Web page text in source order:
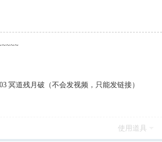
冥道残月破（不会发视频，只能发链接）
使用道具